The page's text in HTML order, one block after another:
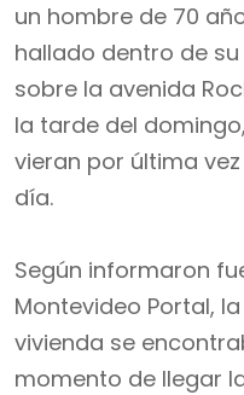
un hombre de 70
hallado dentro de
sobre la avenida
la tarde del
vieran por última
día.
Según informaron
Montevideo Portal,
vivienda se
momento de llegar